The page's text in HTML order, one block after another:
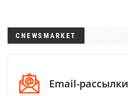
CNEWSMARKET
Email-рассылки